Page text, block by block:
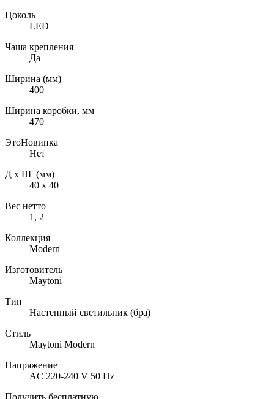
Цоколь
LED
Чаша крепления
Да
Ширина (мм)
400
Ширина коробки, мм
470
ЭтоНовинка
Нет
Д х Ш (мм)
40 х 40
Вес нетто
1, 2
Коллекция
Modern
Изготовитель
Maytoni
Тип
Настенный светильник (бра)
Стиль
Maytoni Modern
Напряжение
AC 220-240 V 50 Hz
Получить бесплатную